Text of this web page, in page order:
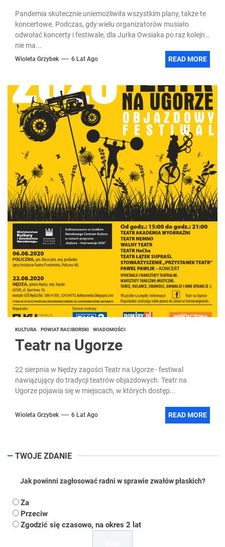
Pandemia skutecznie uniemożliwiła wszystkim plany, także te
koncertowe. Podczas, gdy wielu organizatorów musiało
odwołać koncerty i festiwale, dla Jurka Owsiaka po raz kolejny
nie ma...
Wioleta Grzybek 6 Lat Ago READ MORE
KULTURA POWIAT RACIBORSKI WIADOMOŚCI
Teatr na Ugorze
22 sierpnia w Nędzy zagości Teatr na Ugorze - festiwal
nawiązujący do tradycji teatrów objazdowych. Teatr na
Ugorze pojawia się w miejscach, w których dostęp...
Wioleta Grzybek 6 Lat Ago READ MORE
TWOJE ZDANIE
Jak powinni zagłosować radni w sprawie zwałów płaskich?
Za
Przeciw
Zgodzić się czasowo, na okres 2 lat